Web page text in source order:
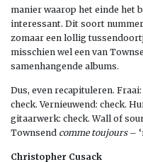
manier waarop het einde het
interessant. Dit soort
zomaar een lollig
misschien wel een van
samenhangende albums.
Dus, even recapituleren.
check. Vernieuwend: check.
gitaarwerk: check. Wall of
Townsend comme toujours–
Christopher Cusack